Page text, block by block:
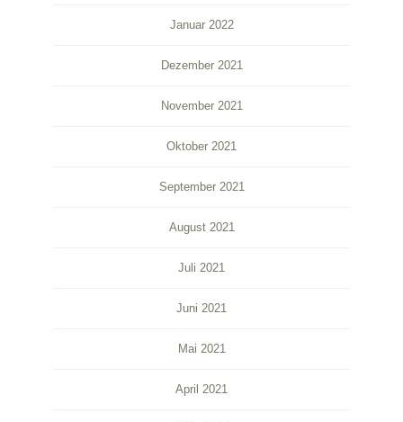
Januar 2022
Dezember 2021
November 2021
Oktober 2021
September 2021
August 2021
Juli 2021
Juni 2021
Mai 2021
April 2021